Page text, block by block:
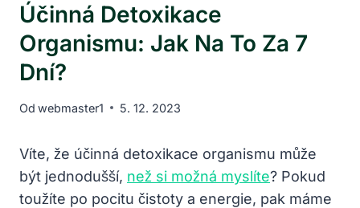
Účinná Detoxikace
Organismu: Jak Na To Za 7
Dní?
Od webmaster1 5. 12. 2023
Víte, že účinná detoxikace organismu může
být jednodušší, než si možná myslíte? Pokud
toužíte po pocitu čistoty a energie, pak máme